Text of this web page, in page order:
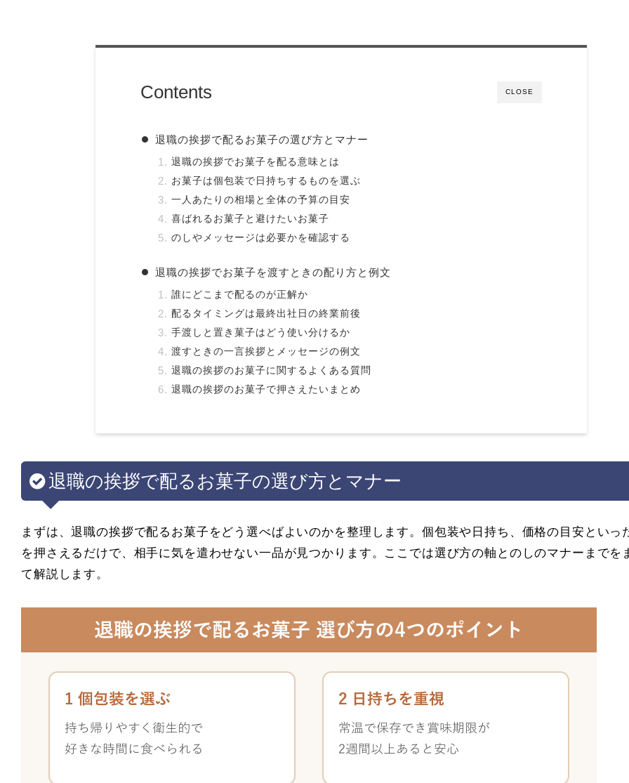
CLOSE
Contents
退職の挨拶で配るお菓子の選び方とマナー
退職の挨拶でお菓子を配る意味とは
お菓子は個包装で日持ちするものを選ぶ
一人あたりの相場と全体の予算の目安
喜ばれるお菓子と避けたいお菓子
のしやメッセージは必要かを確認する
退職の挨拶でお菓子を渡すときの配り方と例文
誰にどこまで配るのが正解か
配るタイミングは最終出社日の終業前後
手渡しと置き菓子はどう使い分けるか
渡すときの一言挨拶とメッセージの例文
退職の挨拶のお菓子に関するよくある質問
退職の挨拶のお菓子で押さえたいまとめ
退職の挨拶で配るお菓子の選び方とマナー
まずは、退職の挨拶で配るお菓子をどう選べばよいのかを整理します。個包装や日持ち、価格の目安といっ
を押さえるだけで、相手に気を遣わせない一品が見つかります。ここでは選び方の軸とのしのマナーまでを
て解説します。